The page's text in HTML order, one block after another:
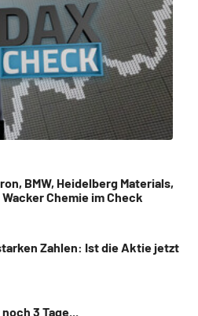
BMW, Heidelberg Materials,
Chemie im Check
Zahlen: Ist die Aktie jetzt
3 Tage...